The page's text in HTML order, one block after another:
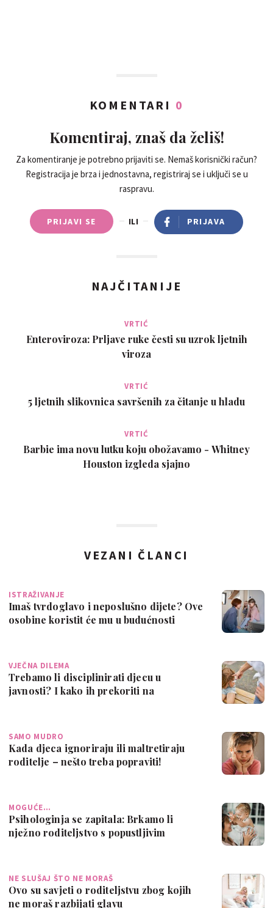
KOMENTARI 0
Komentiraj, znaš da želiš!
Za komentiranje je potrebno prijaviti se. Nemaš korisnički račun?
Registracija je brza i jednostavna, registriraj se i uključi se u
raspravu.
PRIJAVI SE ILI PRIJAVA
NAJČITANIJE
VRTIĆ
Enteroviroza: Prljave ruke česti su uzrok ljetnih
viroza
VRTIĆ
5 ljetnih slikovnica savršenih za čitanje u hladu
VRTIĆ
Barbie ima novu lutku koju obožavamo - Whitney
Houston izgleda sjajno
VEZANI ČLANCI
ISTRAŽIVANJE
Imaš tvrdoglavo i neposlušno dijete? Ove
osobine koristit će mu u budućnosti
VJEČNA DILEMA
Trebamo li disciplinirati djecu u
javnosti? I kako ih prekoriti na
SAMO MUDRO
Kada djeca ignoriraju ili maltretiraju
roditelje – nešto treba popraviti!
MOGUĆE…
Psihologinja se zapitala: Brkamo li
nježno roditeljstvo s popustljivim
NE SLUŠAJ ŠTO NE MORAŠ
Ovo su savjeti o roditeljstvu zbog kojih
ne moraš razbijati glavu